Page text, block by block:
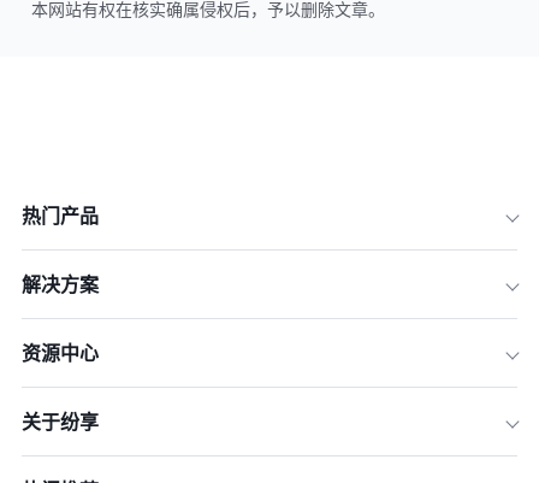
本网站有权在核实确属侵权后，予以删除文章。
热门产品
解决方案
资源中心
关于纷享